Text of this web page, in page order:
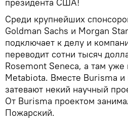
Среди крупнейших
Goldman Sachs и Morgan
подключает к делу и
переводит сотни тысяч
Rosemont Seneca, а там уже
Metabiota. Вместе Burisma
затевают некий научный
От Burisma проектом
Пожарский.